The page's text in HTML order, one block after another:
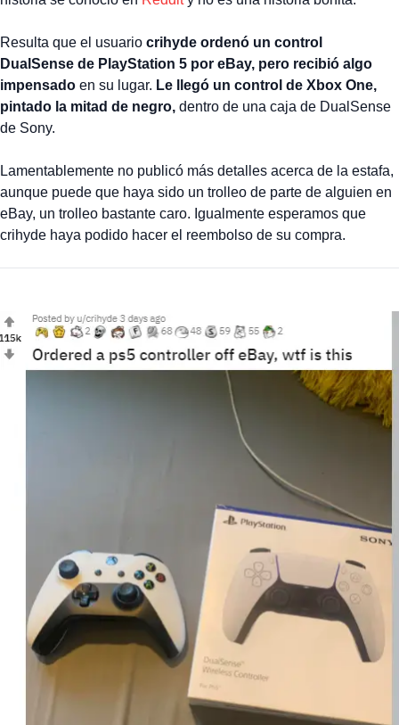
Resulta que el usuario crihyde ordenó un control
DualSense de PlayStation 5 por eBay, pero recibió algo
impensado en su lugar. Le llegó un control de Xbox One,
pintado la mitad de negro, dentro de una caja de DualSense
de Sony.
Lamentablemente no publicó más detalles acerca de la estafa,
aunque puede que haya sido un trolleo de parte de alguien en
eBay, un trolleo bastante caro. Igualmente esperamos que
crihyde haya podido hacer el reembolso de su compra.